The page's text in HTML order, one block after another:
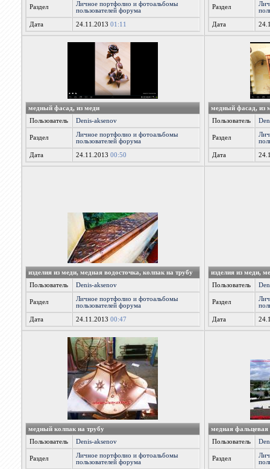
Раздел
Личное портфолио и фотоальбомы
пользователей форума
Дата 24.11.2013 01:11
Раздел
Дата
медный фасад, из меди
Пользователь
Denis-aksenov
Раздел
Личное портфолио и фотоальбомы
пользователей форума
Дата 24.11.2013 00:50
медный фасад, из
Пользователь
Раздел
Дата
изделия из меди, медная водосточка, колпак на трубу
Пользователь
Denis-aksenov
Раздел
Личное портфолио и фотоальбомы
пользователей форума
Дата 24.11.2013 00:47
изделия из меди,
Пользователь
Раздел
Дата
медный колпак на трубу
Пользователь
Denis-aksenov
Раздел
Личное портфолио и фотоальбомы
пользователей форума
медная фальцевая
Пользователь
Раздел